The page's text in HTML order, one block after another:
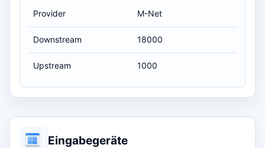
Provider M-Net
Downstream 18000
Upstream 1000
Eingabegeräte